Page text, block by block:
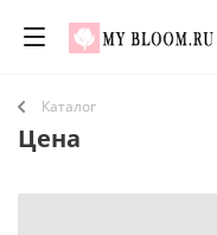
Каталог
Цена